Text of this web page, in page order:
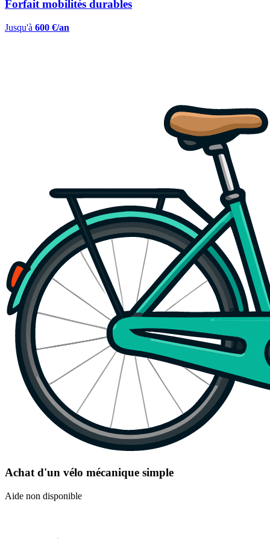
Forfait mobilités durables
Jusqu'à 600 €/an
Achat d'un vélo mécanique simple
Aide non disponible